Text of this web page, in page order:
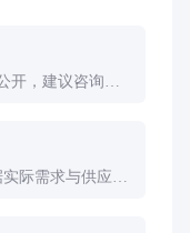
开，建议咨询供
际需求与供应商